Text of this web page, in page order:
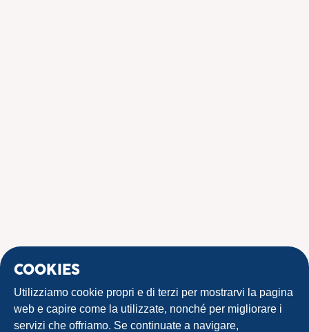
COOKIES
Utilizziamo cookie propri e di terzi per mostrarvi la pagina
web e capire come la utilizzate, nonché per migliorare i
servizi che offriamo. Se continuate a navigare,